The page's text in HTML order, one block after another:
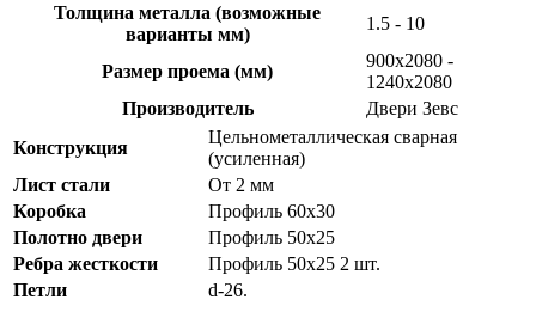
Толщина металла (возможные
варианты мм)
1.5 - 10
Размер проема (мм)
900х2080 -
1240х2080
Производитель
Двери Зевс
Конструкция
Цельнометаллическая сварная
(усиленная)
Лист стали
От 2 мм
Коробка
Профиль 60х30
Полотно двери
Профиль 50х25
Ребра жесткости
Профиль 50х25 2 шт.
Петли
d-26.